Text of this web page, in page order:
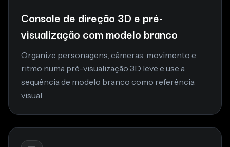
Console de direção 3D e pré-
visualização com modelo branco
Organize personagens, câmeras, movimento e
ritmo numa pré-visualização 3D leve e use a
sequência de modelo branco como referência
visual.